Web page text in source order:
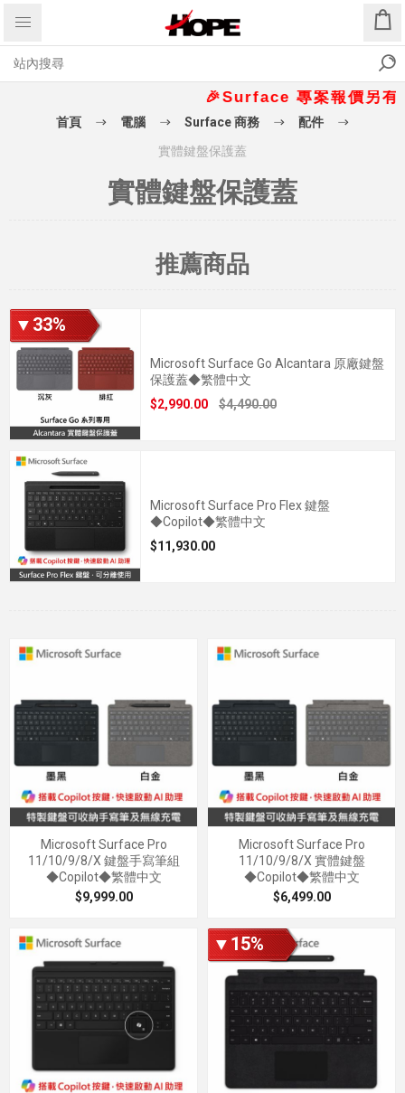
🎉Surface 專案報價另有
首頁 電腦 Surface 商務
配件
實體鍵盤保護蓋
實體鍵盤保護蓋
推薦商品
▼33%
Microsoft Surface Go Alcantara 原廠鍵盤
保護蓋◆繁體中文
$2,990.00
$4,490.00
Microsoft Surface Pro Flex 鍵盤
◆Copilot◆繁體中文
$11,930.00
Microsoft Surface Pro
11/10/9/8/X 鍵盤手寫筆組
◆Copilot◆繁體中文
$9,999.00
Microsoft Surface Pro
11/10/9/8/X 實體鍵盤
◆Copilot◆繁體中文
$6,499.00
▼15%